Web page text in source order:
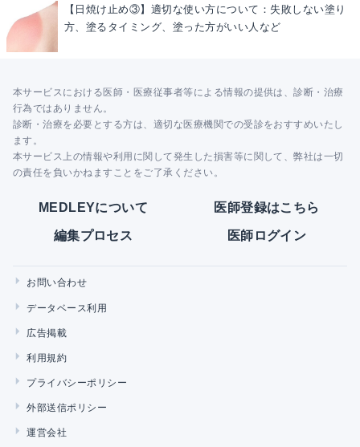
【日焼け止め③】適切な使い方について：失敗しない塗り
方、塗るタイミング、塗った方がいい人など
本サービスにおける医師・医療従事者等による情報の提供は、診断・治療
行為ではありません。
診断・治療を必要とする方は、適切な医療機関での受診をおすすめいたし
ます。
本サービス上の情報や利用に関して発生した損害等に関して、弊社は一切
の責任を負いかねますことをご了承ください。
MEDLEYについて 医師登録はこちら
編集プロセス 医師ログイン
お問い合わせ
データベース利用
広告掲載
利用規約
プライバシーポリシー
外部送信ポリシー
運営会社